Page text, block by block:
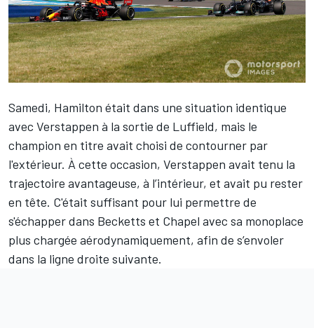
Samedi, Hamilton était dans une situation identique
avec Verstappen à la sortie de Luffield, mais le
champion en titre avait choisi de contourner par
l'extérieur. À cette occasion, Verstappen avait tenu la
trajectoire avantageuse, à l’intérieur, et avait pu rester
en tête. C'était suffisant pour lui permettre de
s'échapper dans Becketts et Chapel avec sa monoplace
plus chargée aérodynamiquement, afin de s’envoler
dans la ligne droite suivante.